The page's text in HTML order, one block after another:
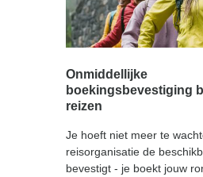
Onmiddellijke
boekingsbevestiging
reizen
Je hoeft niet meer te
reisorganisatie de
bevestigt - je boekt jouw